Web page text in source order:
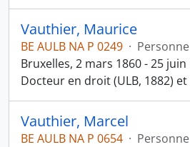
Vauthier, Maurice
BE AULB NA P 0249 · Personne
Bruxelles, 2 mars 1860 - 25 juin
Docteur en droit (ULB, 1882)
Vauthier, Marcel
BE AULB NA P 0654 · Personne